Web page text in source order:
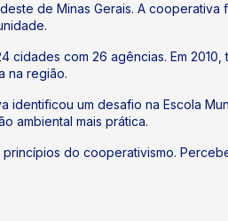
de Minas Gerais. A
com 26 agências. Em
na região.
um desafio na Escola
ambiental mais prática.
do cooperativismo.